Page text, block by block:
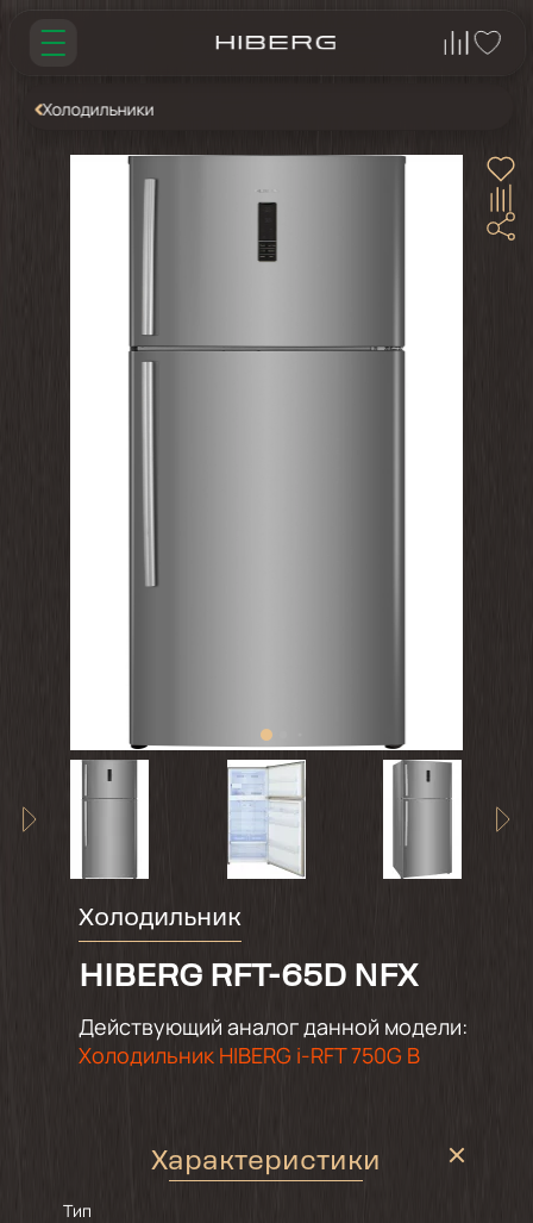
Холодильники
Холодильник
HIBERG RFT-65D NFX
Действующий аналог данной модели:
Холодильник HIBERG i-RFT 750G B
Характеристики
Тип